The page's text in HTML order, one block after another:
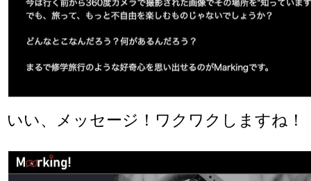
いい、メッセージ！ワクワクしますね！